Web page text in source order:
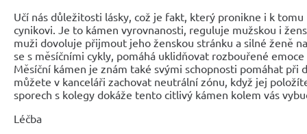
Učí nás důležitosti lásky, což je fakt, který pronikne i k
cynikovi. Je to kámen vyrovnanosti, reguluje mužskou i
muži dovoluje přijmout jeho ženskou stránku a silné ženě
se s měsíčními cykly, pomáhá uklidňovat rozbouřené
Měsíční kámen je znám také svými schopnosti pomáhat při
můžete v kanceláři zachovat neutrální zónu, když jej
sporech s kolegy dokáže tento citlivý kámen kolem vás
Léčba